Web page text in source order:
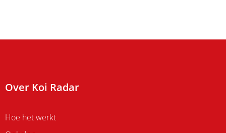
Over Koi Radar
Hoe het werkt